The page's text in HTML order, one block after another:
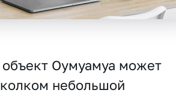
объект Оумуамуа может
небольшой